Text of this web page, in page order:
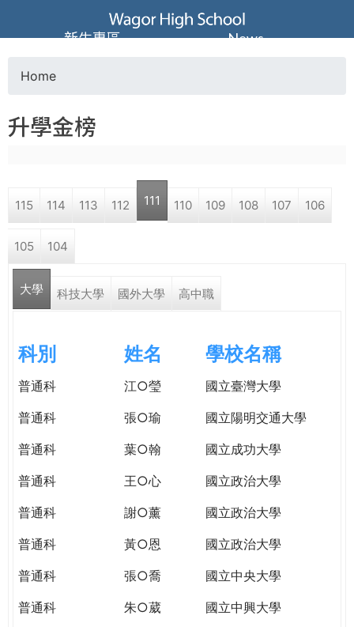
Jump to navigation
葳
格
高
學
格。
o
a
r
e
e
r
e
Home
升學金榜
115 114 113 112 111 110 109 108 107 106
105 104
大學 科技大學 國外大學 高中職
科別 姓名 學校名稱
普通科 江○瑩
國立臺灣大學
普通科
張○瑜
國立陽明交通大學
普通科
葉○翰
國立成功大學
普通科
王○心
國立政治大學
普通科
謝○薰
國立政治大學
普通科
黃○恩
國立政治大學
普通科
張○喬
國立中央大學
普通科
朱○葳
國立中興大學
新生專區 News